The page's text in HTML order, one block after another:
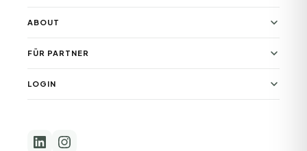
ABOUT
FÜR PARTNER
LOGIN